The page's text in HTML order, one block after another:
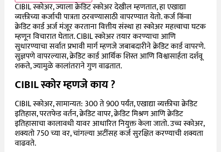
CIBIL स्कोअर, ज्याला क्रेडिट स्कोअर देखील म्हणतात, हा एखाद्या
व्यक्तीच्या कर्जाची पात्रता ठरवण्यासाठी वापरण्यात येतो. कर्ज किंवा
क्रेडिट कार्ड अर्ज मंजूर करताना वित्तीय संस्था हा स्कोअर महत्त्वाचा घटक
म्हणून विचारात घेतात. CIBIL स्कोअर तयार करण्याचा आणि
सुधारण्याचा सर्वात प्रभावी मार्ग म्हणजे जबाबदारीने क्रेडिट कार्ड वापरणे.
सुज्ञपणे वापरल्यास, क्रेडिट कार्ड आर्थिक शिस्त आणि विश्वासार्हता दर्शवू
शकते, ज्यामुळे कालांतराने गुण वाढतात.
CIBIL स्कोर म्हणजे काय ?
CIBIL स्कोअर, सामान्यत: 300 ते 900 पर्यंत, एखाद्या व्यक्तीचा क्रेडिट
इतिहास, परतफेड वर्तन, क्रेडिट वापर, क्रेडिट मिश्रण आणि क्रेडिट
इतिहासाचा कालावधी यावर आधारित नियुक्त केला जातो. उच्च स्कोअर,
शक्यतो 750 च्या वर, चांगल्या अटींसह कर्ज सुरक्षित करण्याची शक्यता
वाढवते.